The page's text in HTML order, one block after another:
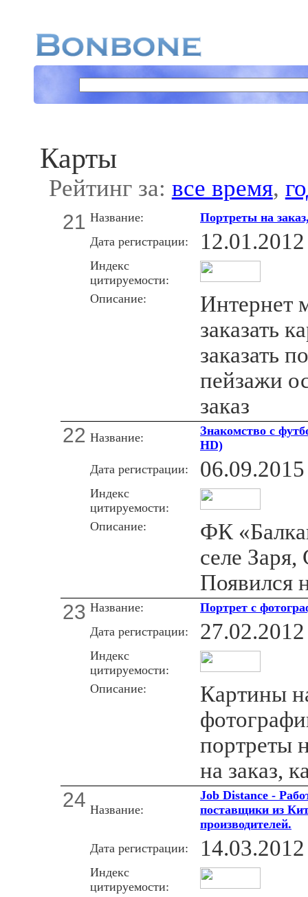
Карты
Рейтинг за: все время,
21 Название:
Портреты на
Дата регистрации:
12.01.2012
Индекс
цитируемости:
Описание:
Интернет
заказать
заказать
пейзажи
заказ
22 Название:
Знакомство с
HD)
Дата регистрации:
06.09.2015
Индекс
цитируемости:
Описание:
ФК
селе Заря,
Появился
23 Название:
Портрет с
Дата регистрации:
27.02.2012
Индекс
цитируемости:
Описание:
Картины
портреты
на заказ,
24 Название:
Job Distance -
поставщики из
производителей.
Дата регистрации:
14.03.2012
Индекс
цитируемости: